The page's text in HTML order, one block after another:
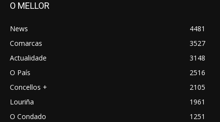
O MELLOR
News
4481
Comarcas
3527
Actualidade
3148
O País
2516
Concellos +
2105
Louriña
1961
O Condado
1251